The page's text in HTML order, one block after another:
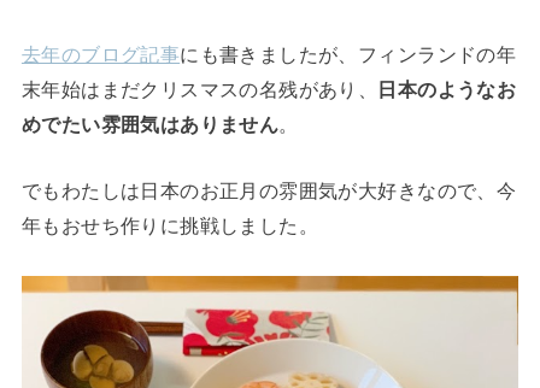
去年のブログ記事にも書きましたが、フィンランドの年
末年始はまだクリスマスの名残があり、
日本のようなお
めでたい雰囲気はありません。
でもわたしは日本のお正月の雰囲気が大好きなので、今
年もおせち作りに挑戦しました。